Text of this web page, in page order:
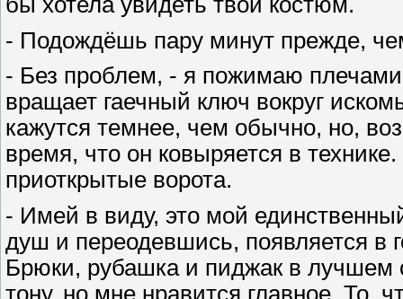
- Подождёшь пару минут прежде,
- Без проблем, - я пожимаю
вращает гаечный ключ вокруг
кажутся темнее, чем обычно, но,
время, что он ковыряется в
приоткрытые ворота.
- Имей в виду, это мой
душ и переодевшись, появляется в
Брюки, рубашка и пиджак в лучшем
тону, но мне нравится главное. То,